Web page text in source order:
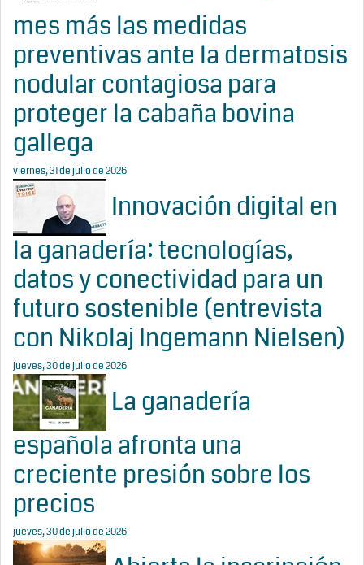
mes más las medidas
preventivas ante la dermatosis
nodular contagiosa para
proteger la cabaña bovina
gallega
viernes, 31 de julio de 2026
Innovación digital en
la ganadería: tecnologías,
datos y conectividad para un
futuro sostenible (entrevista
con Nikolaj Ingemann Nielsen)
jueves, 30 de julio de 2026
La ganadería
española afronta una
creciente presión sobre los
precios
jueves, 30 de julio de 2026